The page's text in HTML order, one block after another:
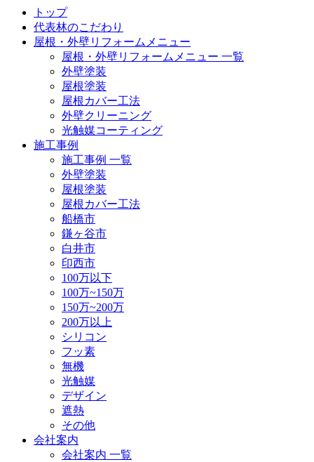
トップ
代表林のこだわり
屋根・外壁リフォームメニュー
屋根・外壁リフォームメニュー 一覧
外壁塗装
屋根塗装
屋根カバー工法
外壁クリーニング
光触媒コーティング
施工事例
施工事例 一覧
外壁塗装
屋根塗装
屋根カバー工法
船橋市
鎌ヶ谷市
白井市
印西市
100万以下
100万~150万
150万~200万
200万以上
シリコン
フッ素
無機
光触媒
デザイン
遮熱
その他
会社案内
会社案内 一覧